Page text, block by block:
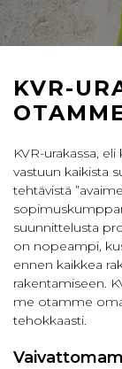
KVR-
KVR-urakassa,
vastuun kaikista
tehtävistä
suunnittelusta
on nopeampi,
ennen kaikkea
rakentamiseen.
me otamme
tehokkaasti.